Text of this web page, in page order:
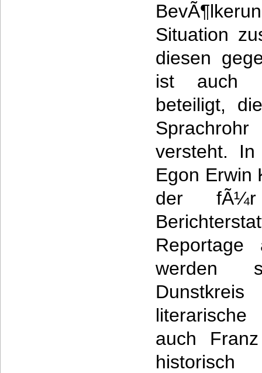
Situation
diesen
ist auch
beteiligt,
versteht.
Egon Erwin
der
Reportage
werden
auch